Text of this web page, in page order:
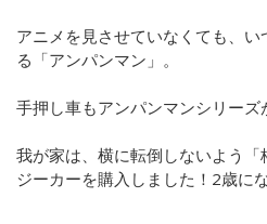
アニメを見させていなくても、
る「アンパンマン」。
手押し車もアンパンマンシリーズ
我が家は、横に転倒しないよう
ジーカーを購入しました！2歳に